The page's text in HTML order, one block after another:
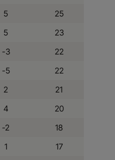
5
25
5
23
-3
22
-5
22
2
21
4
20
-2
18
1
17